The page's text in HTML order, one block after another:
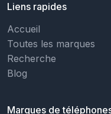
Liens rapides
Accueil
Toutes les marques
Recherche
Blog
Marques de